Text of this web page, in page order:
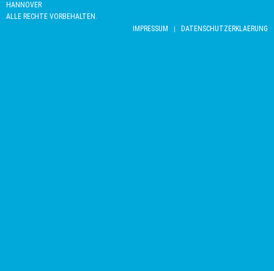
HANNOVER
ALLE RECHTE VORBEHALTEN.
IMPRESSUM
DATENSCHUTZERKLAERUNG